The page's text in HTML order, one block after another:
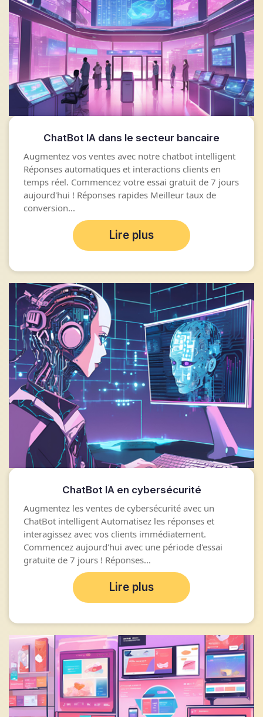
ChatBot IA dans le secteur bancaire
Augmentez vos ventes avec notre chatbot intelligent
Réponses automatiques et interactions clients en
temps réel. Commencez votre essai gratuit de 7 jours
aujourd'hui ! Réponses rapides Meilleur taux de
conversion...
Lire plus
ChatBot IA en cybersécurité
Augmentez les ventes de cybersécurité avec un
ChatBot intelligent Automatisez les réponses et
interagissez avec vos clients immédiatement.
Commencez aujourd'hui avec une période d'essai
gratuite de 7 jours ! Réponses...
Lire plus